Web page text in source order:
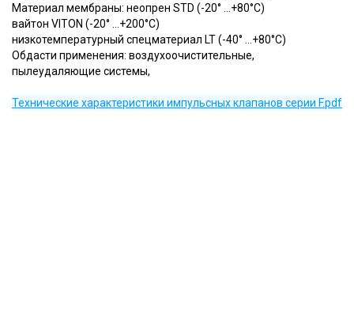
Материал мембраны: неопрен STD (-20° ...+80°С)
вайтон VITON (-20° ...+200°С)
низкотемпературный спецматериал LT (-40° ...+80°С)
Обдасти применения: воздухоочистительные,
пылеудаляющие системы,
Технические характеристики импульсных клапанов серии F.pdf